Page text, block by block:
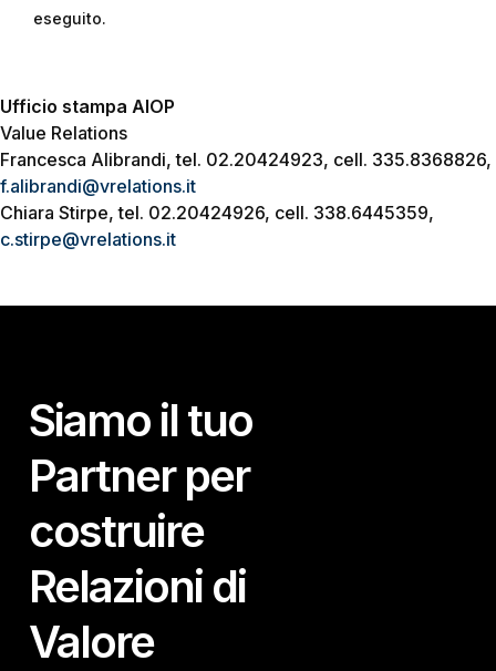
eseguito.
Ufficio stampa AIOP
Value Relations
Francesca Alibrandi, tel. 02.20424923, cell. 335.8368826,
f.alibrandi@vrelations.it
Chiara Stirpe, tel. 02.20424926, cell. 338.6445359,
c.stirpe@vrelations.it
Siamo il tuo
Partner per
costruire
Relazioni di
Valore